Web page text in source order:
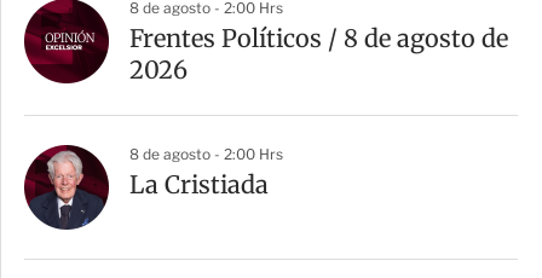
8 de agosto - 2:00 Hrs
Frentes Políticos / 8 de agosto de
2026
8 de agosto - 2:00 Hrs
La Cristiada